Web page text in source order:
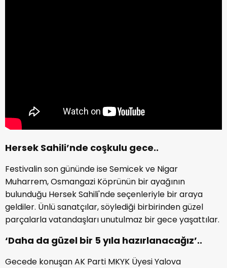
Hersek Sahili’nde coşkulu gece..
Festivalin son gününde ise Semicek ve Nigar
Muharrem, Osmangazi Köprünün bir ayağının
bulunduğu Hersek Sahili'nde seçenleriyle bir araya
geldiler. Ünlü sanatçılar, söylediği birbirinden güzel
parçalarla vatandaşları unutulmaz bir gece yaşattılar.
‘Daha da güzel bir 5 yıla hazırlanacağız’..
Gecede konuşan AK Parti MKYK Üyesi Yalova